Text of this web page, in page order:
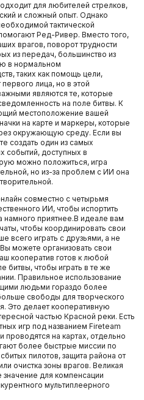
для любителей стрелков,
и сложный опыт. Однако
тактической
Ред-Ривер. Вместо того,
врагов, поворот трудности
из передач, большинство из
в нормальном
таких как помощь цели,
лица, но в этой
являются те, которые
на поле битвы. К
местоположение вашей
на карте и маркеры, которые
окружающую среду. Если вы
создать один из самых
событий, доступных в
можно положиться, игра
но из-за проблем с ИИ она
совместно с четырьмя
ИИ, чтобы испортить
намного приятнее.В идеале вам
чтобы координировать свои
всего играть с друзьями, а не
можете организовать свои
кооператив готов к любой
битвы, чтобы играть в те же
Правильное использование
людьми гораздо более
свободы для творческого
Это делает кооперативную
частью Красной реки. Есть
игр под названием Fireteam
на картах, отдельно
более быстрые миссии по
пилотов, защита района от
очистка зоны врагов. Великая
для компенсации
мультиплеерного